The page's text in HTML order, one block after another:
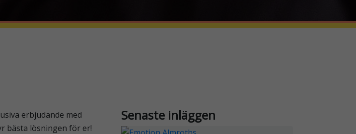
erbjudande med
bästa lösningen för er!
Senaste inläggen